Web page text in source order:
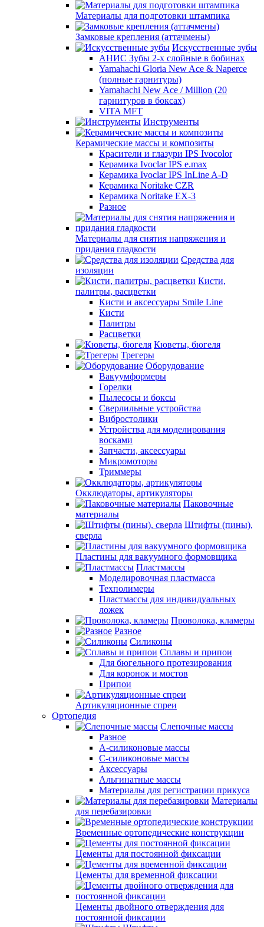
Материалы для подготовки штампика
Замковые крепления (аттачмены)
Искусственные зубы
АНИС Зубы 2-х слойные в бобинах
Yamahachi Gloria New Ace & Naperce
(полные гарнитуры)
Yamahachi New Ace / Million (20
гарнитуров в боксах)
VITA MFT
Инструменты
Керамические массы и композиты
Красители и глазури IPS Ivocolor
Керамика Ivoclar IPS e.max
Керамика Ivoclar IPS InLine A-D
Керамика Noritake CZR
Керамика Noritake EX-3
Разное
Материалы для снятия напряжения и
придания гладкости
Средства для
изоляции
Кисти,
палитры, расцветки
Кисти и аксессуары Smile Line
Кисти
Палитры
Расцветки
Кюветы, бюгеля
Трегеры
Оборудование
Вакуумформеры
Горелки
Пылесосы и боксы
Сверлильные устройства
Вибростолики
Устройства для моделирования
восками
Запчасти, аксессуары
Микромоторы
Триммеры
Окклюдаторы, артикуляторы
Паковочные
материалы
Штифты (пины),
сверла
Пластины для вакуумного формовщика
Пластмассы
Моделировочная пластмасса
Техполимеры
Пластмассы для индивидуальных
ложек
Проволока, кламеры
Разное
Силиконы
Сплавы и припои
Для бюгельного протезирования
Для коронок и мостов
Припои
Артикуляционные спреи
Ортопедия
Слепочные массы
Разное
А-силиконовые массы
С-силиконовые массы
Аксессуары
Альгинатные массы
Материалы для регистрации прикуса
Материалы
для перебазировки
Временные ортопедические конструкции
Цементы для постоянной фиксации
Цементы для временной фиксации
Цементы двойного отверждения для
постоянной фиксации